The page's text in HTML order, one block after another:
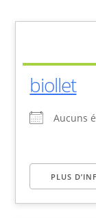
biollet
Aucuns
PLUS